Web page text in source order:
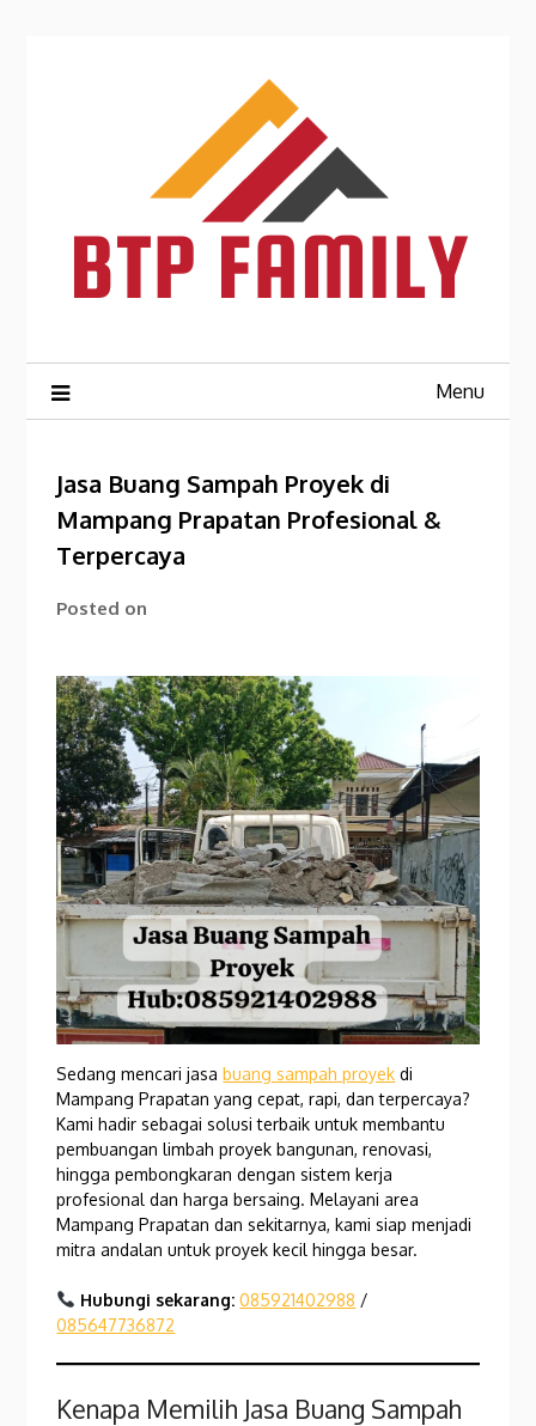
Menu
Jasa Buang Sampah Proyek di
Mampang Prapatan Profesional &
Terpercaya
Posted on
Sedang mencari jasabuang sampah proyek di
Mampang Prapatan yang cepat, rapi, dan terpercaya?
Kami hadir sebagai solusi terbaik untuk membantu
pembuangan limbah proyek bangunan, renovasi,
hingga pembongkaran dengan sistem kerja
profesional dan harga bersaing. Melayani area
Mampang Prapatan dan sekitarnya, kami siap menjadi
mitra andalan untuk proyek kecil hingga besar.
Hubungi sekarang: 085921402988 /
085647736872
Kenapa Memilih Jasa Buang Sampah